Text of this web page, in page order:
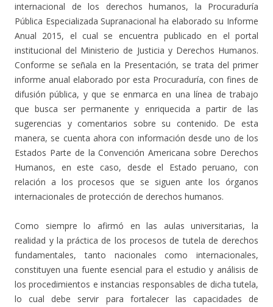
internacional de los derechos humanos, la Procuraduría
Pública Especializada Supranacional ha elaborado su Informe
Anual 2015, el cual se encuentra publicado en el portal
institucional del Ministerio de Justicia y Derechos Humanos.
Conforme se señala en la Presentación, se trata del primer
informe anual elaborado por esta Procuraduría, con fines de
difusión pública, y que se enmarca en una línea de trabajo
que busca ser permanente y enriquecida a partir de las
sugerencias y comentarios sobre su contenido. De esta
manera, se cuenta ahora con información desde uno de los
Estados Parte de la Convención Americana sobre Derechos
Humanos, en este caso, desde el Estado peruano, con
relación a los procesos que se siguen ante los órganos
internacionales de protección de derechos humanos.
Como siempre lo afirmó en las aulas universitarias, la
realidad y la práctica de los procesos de tutela de derechos
fundamentales, tanto nacionales como internacionales,
constituyen una fuente esencial para el estudio y análisis de
los procedimientos e instancias responsables de dicha tutela,
lo cual debe servir para fortalecer las capacidades de